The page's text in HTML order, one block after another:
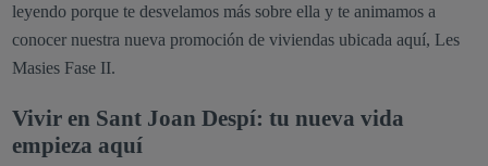
leyendo porque te desvelamos más sobre ella y te animamos a
conocer nuestra nueva promoción de viviendas ubicada aquí, Les
Masies Fase II.
Vivir en Sant Joan Despí: tu nueva vida
empieza aquí